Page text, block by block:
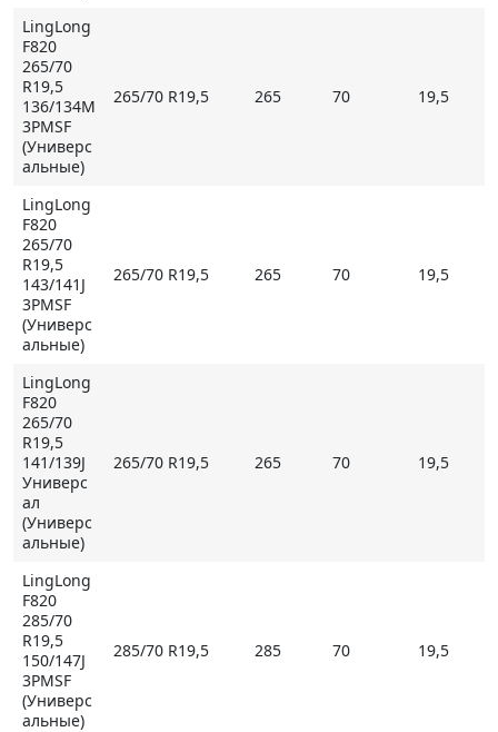
LingLong
F820
265/70
R19,5
136/134M
3PMSF
(Универс
альные)
265/70 R19,5 265 70 19,5
LingLong
F820
265/70
R19,5
143/141J
3PMSF
(Универс
альные)
265/70 R19,5 265 70 19,5
LingLong
F820
265/70
R19,5
141/139J
Универс
ал
(Универс
альные)
265/70 R19,5 265 70 19,5
LingLong
F820
285/70
R19,5
150/147J
3PMSF
(Универс
альные)
285/70 R19,5 285 70 19,5